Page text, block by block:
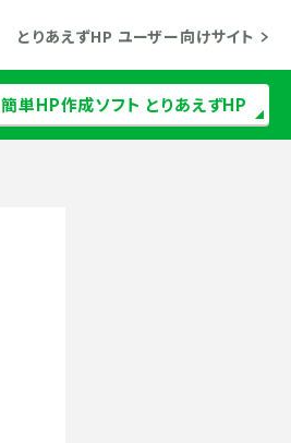
とりあえずHP ユーザー向けサイト
簡単HP作成ソフト とりあえずHP